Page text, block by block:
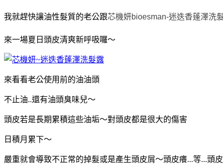
我就趕快讓油性髮質的老公跟芯機妍bioesman-迷迭香蓬澤洗
來一場夏日頭皮清爽新呼吸囉～
來看看老公使用前的油油頭
不止油..還有油頭臭味兒～
頭皮若是長期累積這些油垢～對頭皮都是很大的傷害
日積月累下～
嚴重就會導致不正常的掉髮或是產生頭皮屑～頭皮癢...等...頭